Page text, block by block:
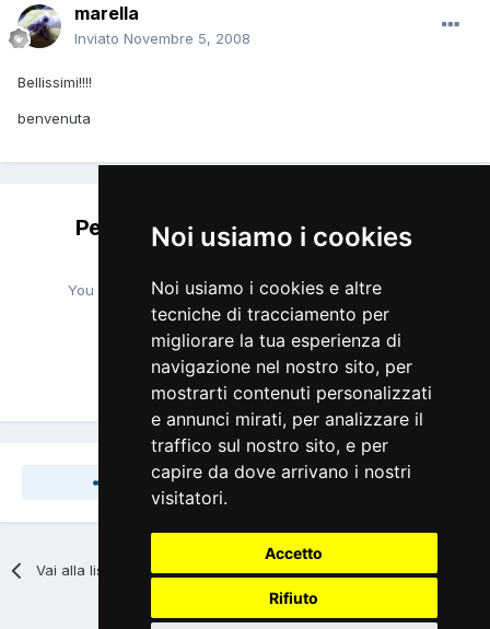
Noi usiamo i cookies
Noi usiamo i cookies e altre
tecniche di tracciamento per
migliorare la tua esperienza di
navigazione nel nostro sito, per
mostrarti contenuti personalizzati
e annunci mirati, per analizzare il
traffico sul nostro sito, e per
capire da dove arrivano i nostri
visitatori.
Accetto
Rifiuto
marella
Inviato Novembre 5, 2008
Bellissimi!!!!
benvenuta
Per favore accedi per lasciare un
commento
You will be able to leave a comment after signing in
Accedi Ora
Seguaci
Vai alla lista Discussioni